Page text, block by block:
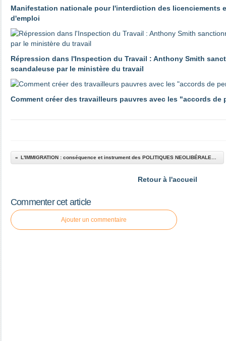
Manifestation nationale pour l'interdiction des licenciements
d'emploi
Répression dans l'Inspection du Travail : Anthony Smith
scandaleuse par le ministère du travail
Comment créer des travailleurs pauvres avec les "accords de
Retour à l'accueil
Commenter cet article
Ajouter un commentaire